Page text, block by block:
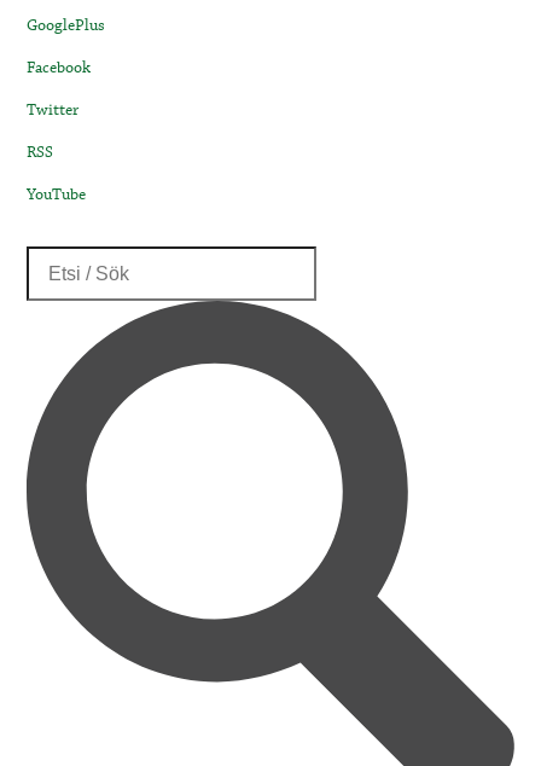
GooglePlus
Facebook
Twitter
RSS
YouTube